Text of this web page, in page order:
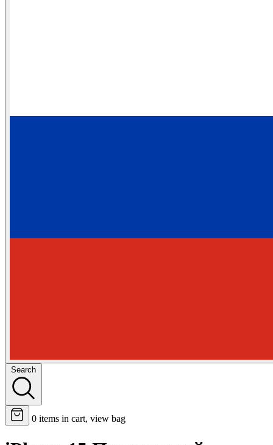
Search
0 items in cart, view bag